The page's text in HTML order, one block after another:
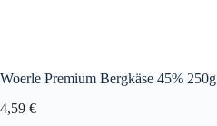
Woerle Premium Bergkäse 45% 250g
4,59 €